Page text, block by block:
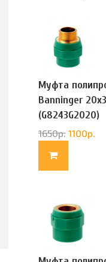
Муфта
Banninger
(G8243G2020)
1650р. 1100р.